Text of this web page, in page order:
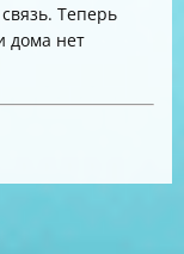
Теперь
дома нет